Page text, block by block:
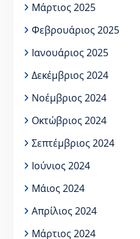
Μάρτιος 2025
Φεβρουάριος 2025
Ιανουάριος 2025
Δεκέμβριος 2024
Νοέμβριος 2024
Οκτώβριος 2024
Σεπτέμβριος 2024
Ιούνιος 2024
Μάιος 2024
Απρίλιος 2024
Μάρτιος 2024